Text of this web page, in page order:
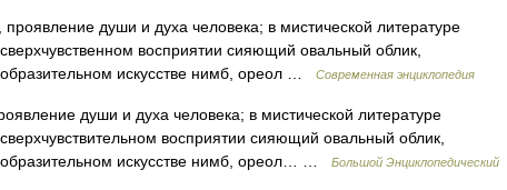
души и духа человека; в мистической литературе
восприятии сияющий овальный облик,
искусстве нимб, ореол …
Современная энциклопедия
души и духа человека; в мистической литературе
восприятии сияющий овальный облик,
искусстве нимб, ореол… …
Большой Энциклопедический